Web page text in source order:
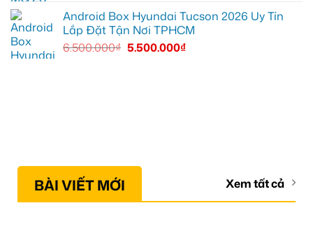
Android Box Hyundai Tucson 2026 Uy Tín
Lắp Đặt Tận Nơi TPHCM
6.500.000₫ 5.500.000₫
BÀI VIẾT MỚI Xem tất cả